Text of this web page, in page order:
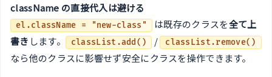
className の直接代入は避ける
el.className = "new-class" は既存のクラスを全て上
書き します。 classList.add() / classList.remove()
なら他のクラスに影響せず安全にクラスを操作できます。